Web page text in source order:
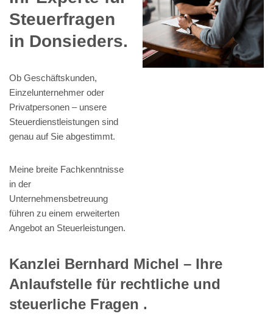
Steuerfragen
in Donsieders.
Ob Geschäftskunden,
Einzelunternehmer oder
Privatpersonen – unsere
Steuerdienstleistungen sind
genau auf Sie abgestimmt.
Meine breite Fachkenntnisse
in der
Unternehmensbetreuung
führen zu einem erweiterten
Angebot an Steuerleistungen.
Kanzlei Bernhard Michel – Ihre
Anlaufstelle für rechtliche und
steuerliche Fragen .